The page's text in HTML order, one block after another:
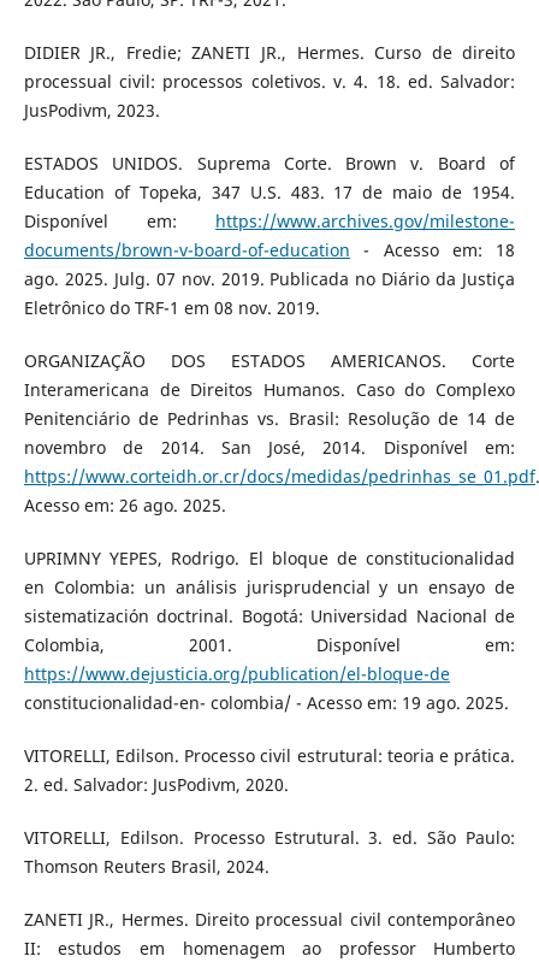
DIDIER JR., Fredie; ZANETI JR., Hermes. Curso de direito
processual civil: processos coletivos. v. 4. 18. ed. Salvador:
JusPodivm, 2023.
ESTADOS UNIDOS. Suprema Corte. Brown v. Board of
Education of Topeka, 347 U.S. 483. 17 de maio de 1954.
Disponível em: https://www.archives.gov/milestone-
documents/brown-v-board-of-education - Acesso em: 18
ago. 2025. Julg. 07 nov. 2019. Publicada no Diário da Justiça
Eletrônico do TRF-1 em 08 nov. 2019.
ORGANIZAÇÃO DOS ESTADOS AMERICANOS. Corte
Interamericana de Direitos Humanos. Caso do Complexo
Penitenciário de Pedrinhas vs. Brasil: Resolução de 14 de
novembro de 2014. San José, 2014. Disponível em:
https://www.corteidh.or.cr/docs/medidas/pedrinhas_se_01.pdf.
Acesso em: 26 ago. 2025.
UPRIMNY YEPES, Rodrigo. El bloque de constitucionalidad
en Colombia: un análisis jurisprudencial y un ensayo de
sistematización doctrinal. Bogotá: Universidad Nacional de
Colombia, 2001. Disponível em:
https://www.dejusticia.org/publication/el-bloque-de
constitucionalidad-en- colombia/ - Acesso em: 19 ago. 2025.
VITORELLI, Edilson. Processo civil estrutural: teoria e prática.
2. ed. Salvador: JusPodivm, 2020.
VITORELLI, Edilson. Processo Estrutural. 3. ed. São Paulo:
Thomson Reuters Brasil, 2024.
ZANETI JR., Hermes. Direito processual civil contemporâneo
II: estudos em homenagem ao professor Humberto